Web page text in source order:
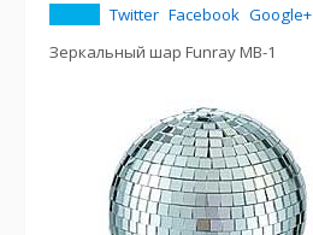
Twitter Facebook Google+
Зеркальный шар Funray MB-1